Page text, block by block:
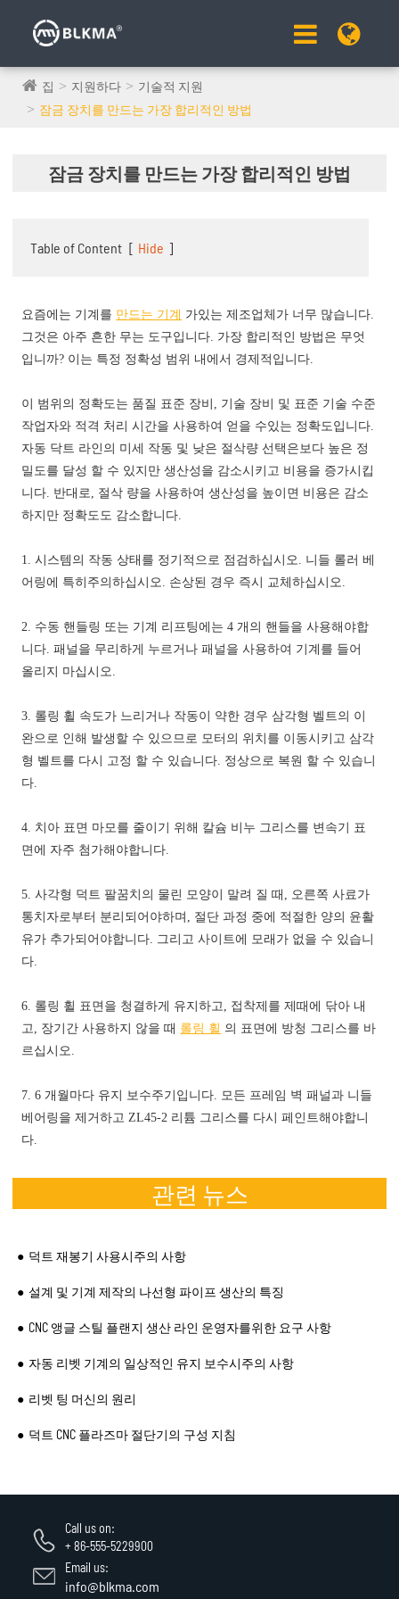
집 지원하다
기술적 지원
잠금 장치를 만드는 가장 합리적인 방법
잠금 장치를 만드는 가장 합리적인 방법
Table of Content [ Hide ]
요즘에는 기계를 만드는 기계
가있는 제조업체가 너무 많습니다.
그것은 아주 흔한 무는 도구입니다. 가장 합리적인 방법은 무엇
입니까? 이는 특정 정확성 범위 내에서 경제적입니다.
이 범위의 정확도는 품질 표준 장비, 기술 장비 및 표준 기술 수준
작업자와 적격 처리 시간을 사용하여 얻을 수있는 정확도입니다.
자동 닥트 라인의 미세 작동 및 낮은 절삭량 선택은보다 높은 정
밀도를 달성 할 수 있지만 생산성을 감소시키고 비용을 증가시킵
니다. 반대로, 절삭 량을 사용하여 생산성을 높이면 비용은 감소
하지만 정확도도 감소합니다.
1. 시스템의 작동 상태를 정기적으로 점검하십시오. 니들 롤러 베
어링에 특히주의하십시오. 손상된 경우 즉시 교체하십시오.
2. 수동 핸들링 또는 기계 리프팅에는 4 개의 핸들을 사용해야합
니다. 패널을 무리하게 누르거나 패널을 사용하여 기계를 들어
올리지 마십시오.
3. 롤링 휠 속도가 느리거나 작동이 약한 경우 삼각형 벨트의 이
완으로 인해 발생할 수 있으므로 모터의 위치를 이동시키고 삼각
형 벨트를 다시 고정 할 수 있습니다. 정상으로 복원 할 수 있습니
다.
4. 치아 표면 마모를 줄이기 위해 칼슘 비누 그리스를 변속기 표
면에 자주 첨가해야합니다.
5. 사각형 덕트 팔꿈치의 물린 모양이 말려 질 때, 오른쪽 사료가
통치자로부터 분리되어야하며, 절단 과정 중에 적절한 양의 윤활
유가 추가되어야합니다. 그리고 사이트에 모래가 없을 수 있습니
다.
6. 롤링 휠 표면을 청결하게 유지하고, 접착제를 제때에 닦아 내
고, 장기간 사용하지 않을 때 롤링 휠 의 표면에 방청 그리스를 바
르십시오.
7. 6 개월마다 유지 보수주기입니다. 모든 프레임 벽 패널과 니들
베어링을 제거하고 ZL45-2 리튬 그리스를 다시 페인트해야합니
다.
관련 뉴스
덕트 재봉기 사용시주의 사항
설계 및 기계 제작의 나선형 파이프 생산의 특징
CNC 앵글 스틸 플랜지 생산 라인 운영자를위한 요구 사항
자동 리벳 기계의 일상적인 유지 보수시주의 사항
리벳 팅 머신의 원리
덕트 CNC 플라즈마 절단기의 구성 지침
Call us on:
+ 86-555-5229900
Email us:
info@blkma.com